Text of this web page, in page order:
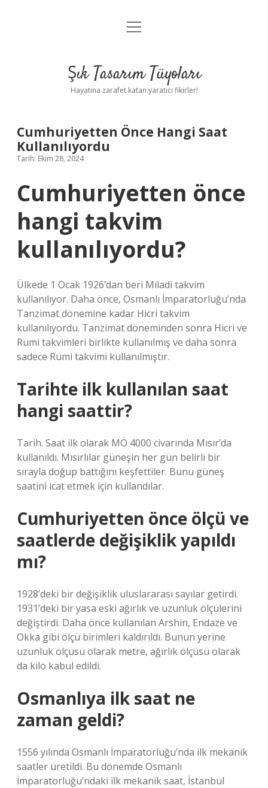
Anasayfa
Yasal Uyarı
menüyü
Şık Tasarım Tüyoları
Hayatına zarafet katan yaratıcı fikirler!
Cumhuriyetten Önce Hangi Saat
Kullanılıyordu
Tarih: Ekim 28, 2024
Cumhuriyetten önce
hangi takvim
kullanılıyordu?
Ülkede 1 Ocak 1926’dan beri Miladi takvim
kullanılıyor. Daha önce, Osmanlı İmparatorluğu’nda
Tanzimat dönemine kadar Hicri takvim
kullanılıyordu. Tanzimat döneminden sonra Hicri ve
Rumi takvimleri birlikte kullanılmış ve daha sonra
sadece Rumi takvimi kullanılmıştır.
Tarihte ilk kullanılan saat
hangi saattir?
Tarih. Saat ilk olarak MÖ 4000 civarında Mısır’da
kullanıldı. Mısırlılar güneşin her gün belirli bir
sırayla doğup battığını keşfettiler. Bunu güneş
saatini icat etmek için kullandılar.
Cumhuriyetten önce ölçü ve
saatlerde değişiklik yapıldı
mı?
1928’deki bir değişiklik uluslararası sayılar getirdi.
1931’deki bir yasa eski ağırlık ve uzunluk ölçülerini
değiştirdi. Daha önce kullanılan Arshin, Endaze ve
Okka gibi ölçü birimleri kaldırıldı. Bunun yerine
uzunluk ölçüsü olarak metre, ağırlık ölçüsü olarak
da kilo kabul edildi.
Osmanlıya ilk saat ne
zaman geldi?
1556 yılında Osmanlı İmparatorluğu’nda ilk mekanik
saatler üretildi. Bu dönemde Osmanlı
İmparatorluğu’ndaki ilk mekanik saat, İstanbul